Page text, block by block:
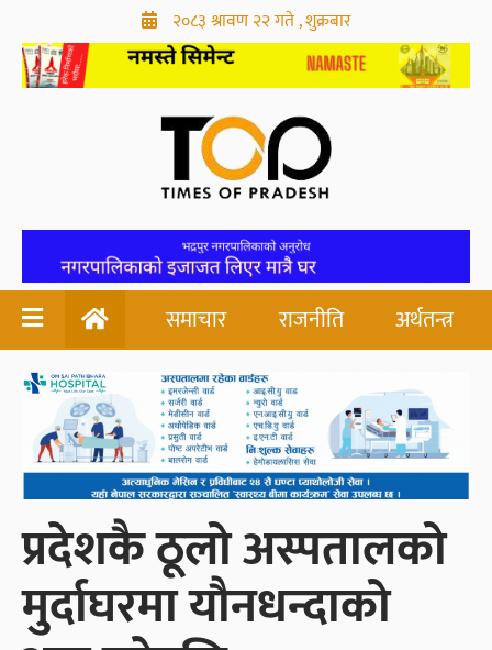
२०८३ श्रावण २२ गते , शुक्रबार
समाचार राजनीति अर्थतन्त्र
प्रदेशकै ठूलो अस्पतालको
मुर्दाघरमा यौनधन्दाको